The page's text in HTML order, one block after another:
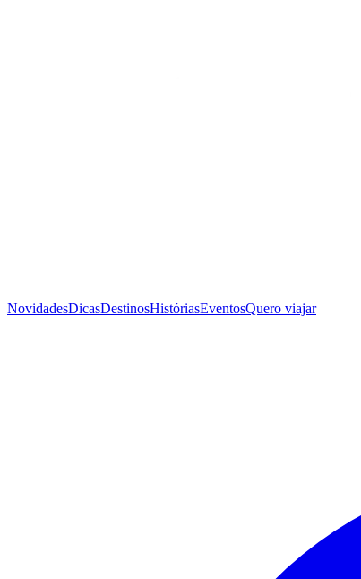
NovidadesDicasDestinosHistóriasEventosQuero viajar